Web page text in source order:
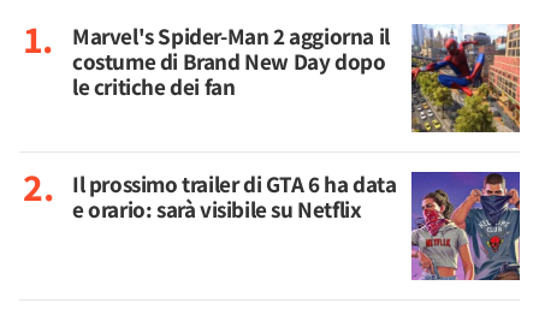
Marvel's Spider-Man 2 aggiorna il
costume di Brand New Day dopo
le critiche dei fan
Il prossimo trailer di GTA 6 ha data
e orario: sarà visibile su Netflix